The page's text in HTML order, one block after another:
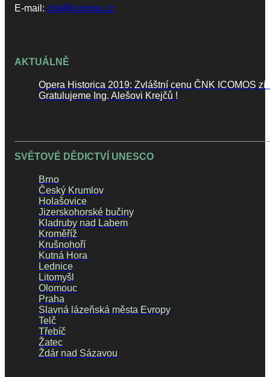
E-mail: cnk@icomos.cz
AKTUÁLNĚ
Opera Historica 2019: Zvláštní cenu ČNK ICOMOS
Gratulujeme Ing. Alešovi Krejčů !
SVĚTOVÉ DĚDICTVÍ UNESCO
Brno
Český Krumlov
Holašovice
Jizerskohorské bučiny
Kladruby nad Labem
Kroměříž
Krušnohoří
Kutná Hora
Lednice
Litomyšl
Olomouc
Praha
Slavná lázeňská města Evropy
Telč
Třebíč
Žatec
Ždár nad Sázavou